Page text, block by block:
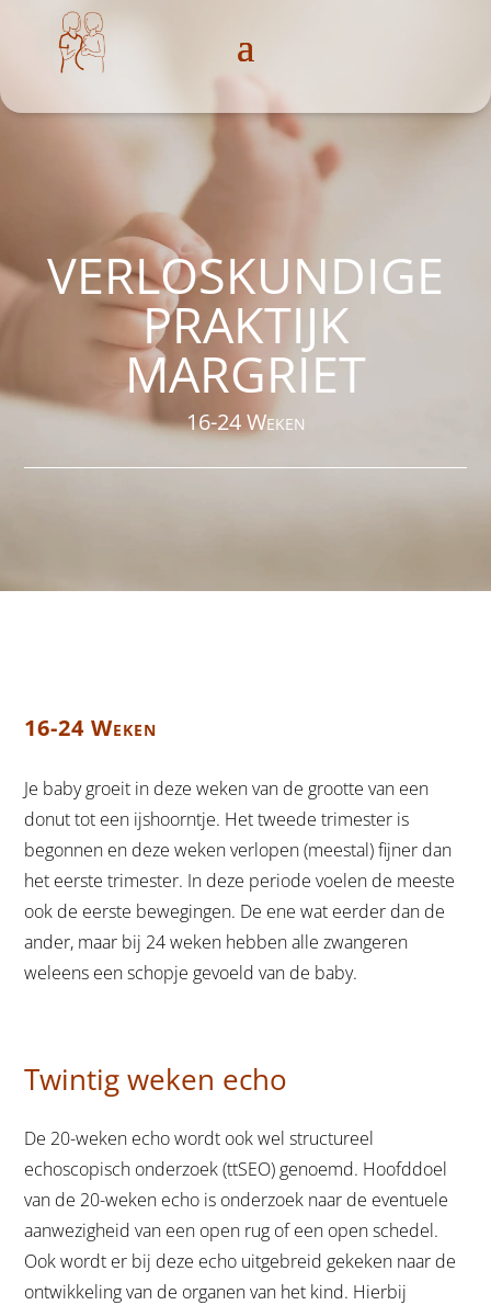
VERLOSKUNDIGE
PRAKTIJK
MARGRIET
16-24 Weken
16-24 Weken
Je baby groeit in deze weken van de grootte van een
donut tot een ijshoorntje. Het tweede trimester is
begonnen en deze weken verlopen (meestal) fijner dan
het eerste trimester. In deze periode voelen de meeste
ook de eerste bewegingen. De ene wat eerder dan de
ander, maar bij 24 weken hebben alle zwangeren
weleens een schopje gevoeld van de baby.
Twintig weken echo
De 20-weken echo wordt ook wel structureel
echoscopisch onderzoek (ttSEO) genoemd. Hoofddoel
van de 20-weken echo is onderzoek naar de eventuele
aanwezigheid van een open rug of een open schedel.
Ook wordt er bij deze echo uitgebreid gekeken naar de
ontwikkeling van de organen van het kind. Hierbij